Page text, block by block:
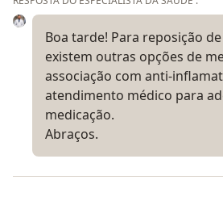
Boa tarde! Para reposição
existem outras opções de
associação com anti-
atendimento médico para
medicação.
Abraços.